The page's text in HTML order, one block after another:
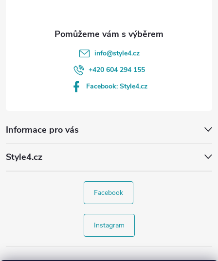
Informace pro vás
Style4.cz
info@style4.cz
+420 604 294 155
Facebook: Style4.cz
Facebook
Instagram